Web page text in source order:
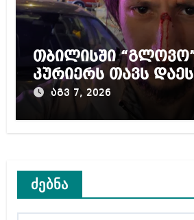
თბილისში
კურიერს თავს
აგვ 7, 2026
ძებნა